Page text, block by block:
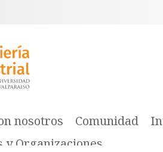
nosotros Comunidad
y Organizaciones